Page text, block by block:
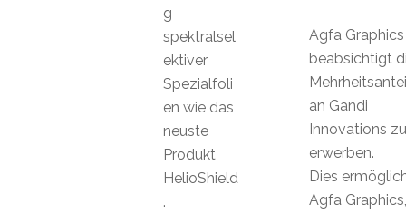
Agfa Graphics
beabsichtigt
an Gandi
Innovations zu
erwerben.
Dies
Agfa Graphics,
g
spektralsel
ektiver
Spezialfoli
en wie das
neuste
Produkt
HelioShield
.